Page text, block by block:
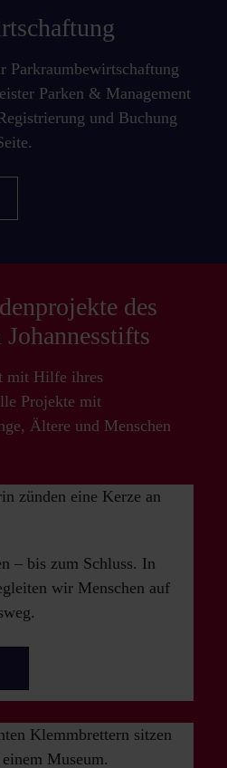
Parkraumbewirtschaftung
Parken & Management
und Buchung
des
mit Hilfe ihres
Projekte mit
Ältere und Menschen
– bis zum Schluss. In
wir Menschen auf